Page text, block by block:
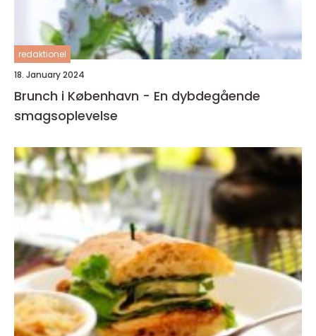
redaktionel
18. January 2024
Brunch i København - En dybdegående
smagsoplevelse